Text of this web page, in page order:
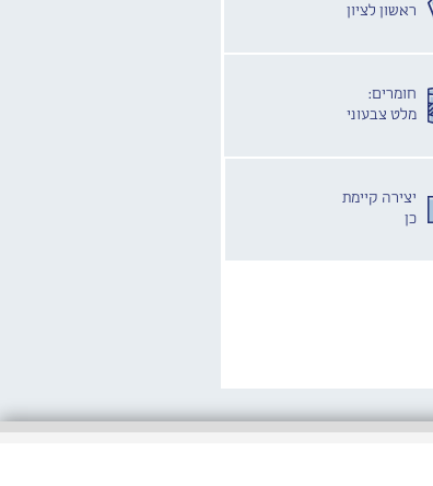
ראשון לציון
חומרים:
מלט צבעוני
יצירה קיימת
כן